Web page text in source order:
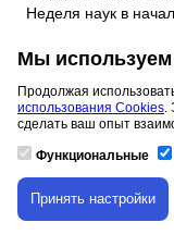
Скачивание
авторизованных
Мы
Продолжая
использования Cookies.
сделать ваш опыт
Функциональные
Принять настройки